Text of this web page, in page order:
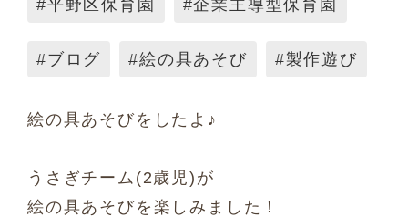
#平野区保育園 #企業主導型保育園
#ブログ #絵の具あそび #製作遊び
絵の具あそびをしたよ♪
うさぎチーム(2歳児)が
絵の具あそびを楽しみました！